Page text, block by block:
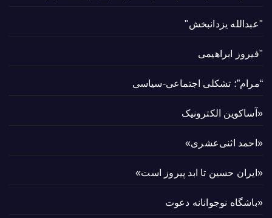
"عبدالله یزدانبخش"
"فیروز ابراهیمی
“مرام”؛ تشکلی اجتماعی-سیاسی
«آساکوین الکترونیک
«احمد اثنی‌عشری»
«ایران حسین تا ابد پیروز است»
«باشگاه نوجوانانه دعوت